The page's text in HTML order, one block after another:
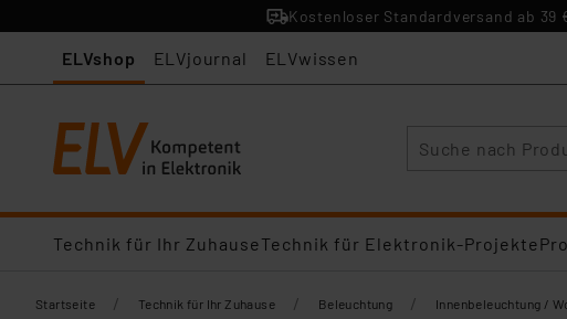
Kostenloser Standardversand ab 39
ELVshop ELVjournal ELVwissen
Technik für Ihr ZuhauseTechnik für Elektronik-Projekte
Startseite / Technik für Ihr Zuhause / Beleuchtung / Innenbeleuchtung /